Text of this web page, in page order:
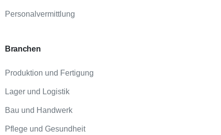
Personalvermittlung
Branchen
Produktion und Fertigung
Lager und Logistik
Bau und Handwerk
Pflege und Gesundheit